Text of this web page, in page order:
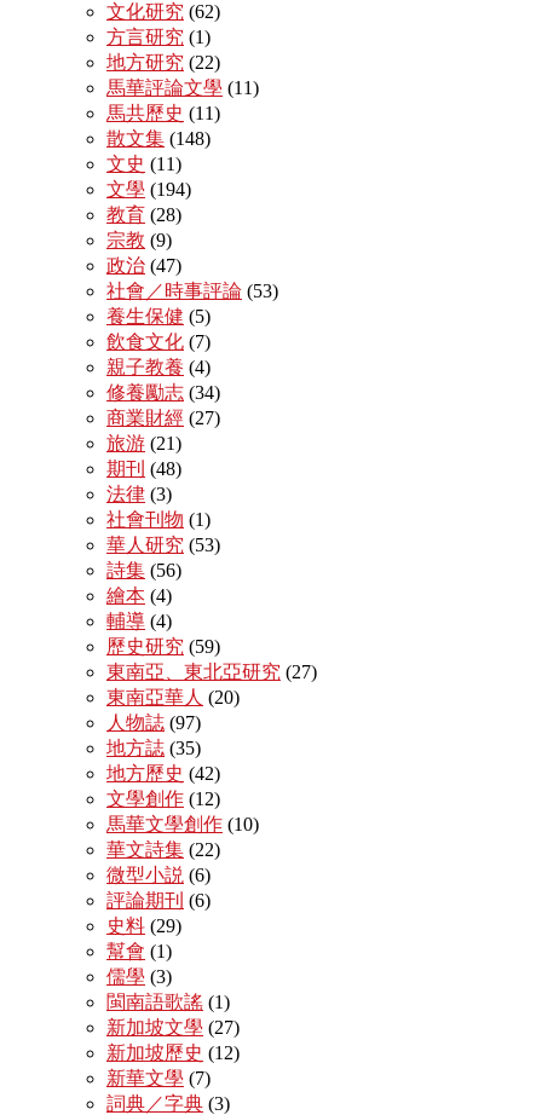
文化研究 (62)
方言研究 (1)
地方研究 (22)
馬華評論文學 (11)
馬共歷史 (11)
散文集 (148)
文史 (11)
文學 (194)
教育 (28)
宗教 (9)
政治 (47)
社會／時事評論 (53)
養生保健 (5)
飲食文化 (7)
親子教養 (4)
修養勵志 (34)
商業財經 (27)
旅游 (21)
期刊 (48)
法律 (3)
社會刊物 (1)
華人研究 (53)
詩集 (56)
繪本 (4)
輔導 (4)
歷史研究 (59)
東南亞、東北亞研究 (27)
東南亞華人 (20)
人物誌 (97)
地方誌 (35)
地方歷史 (42)
文學創作 (12)
馬華文學創作 (10)
華文詩集 (22)
微型小説 (6)
評論期刊 (6)
史料 (29)
幫會 (1)
儒學 (3)
閩南語歌謠 (1)
新加坡文學 (27)
新加坡歷史 (12)
新華文學 (7)
詞典／字典 (3)